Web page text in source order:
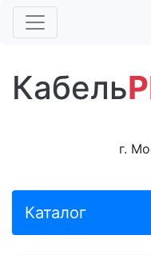
Кабель
г.
Каталог